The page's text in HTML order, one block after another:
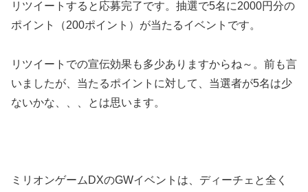
リツイートすると応募完了です。 抽選で5名に2000円分の
ポイント（200ポイント）が当たるイベントです。
リツイートでの宣伝効果も多少ありますからね～。前も言
いましたが、当たるポイントに対して、当選者が5名は少
ないかな、、、とは思います。
ミリオンゲームDXのGWイベントは、ディーチェと全く